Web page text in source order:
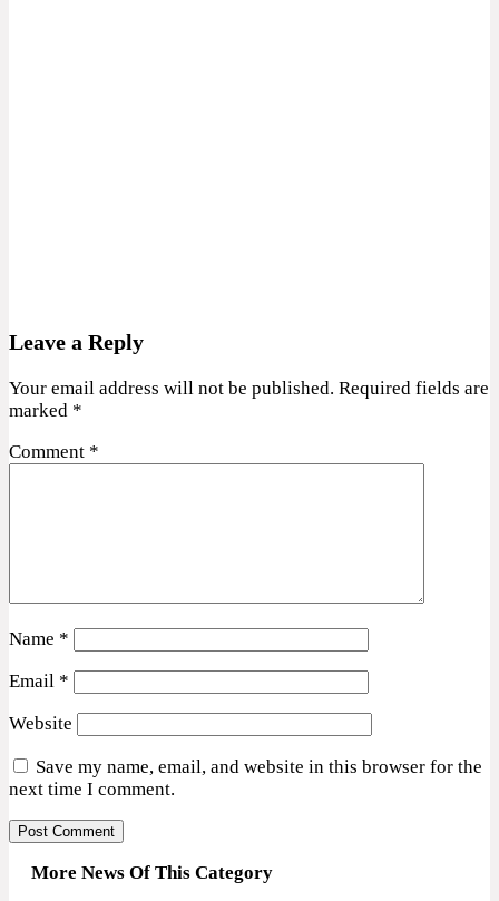
Leave a Reply
Your email address will not be published. Required fields are
marked *
Comment *
Name *
Email *
Website
Save my name, email, and website in this browser for the
next time I comment.
More News Of This Category